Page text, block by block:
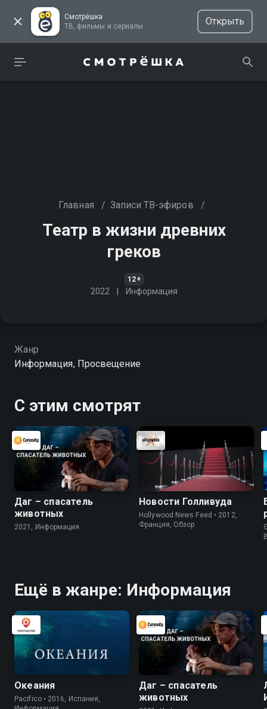
Смотрёшка
ТВ, фильмы и сериалы
Открыть
Главная / Записи ТВ-эфиров /
Театр в жизни древних
греков
12+
2022 Информация
Жанр
Информация, Просвещение
С этим смотрят
Даг – спасатель
животных
2021, Информация
Новости Голливуда
Hollywood News Feed • 2012,
Франция, Обзор
Ещё в жанре: Информация
Океания
Pacifico • 2016, Испания,
Даг – спасатель
животных